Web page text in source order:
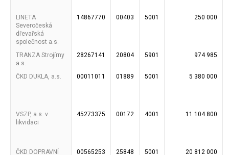
LINETA
Severočeská
dřevařská
společnost a.s.
14867770 00403 5001 250 000
TRANZA Strojírny
a.s.
28267141 20804 5901 974 985
ČKD DUKLA, a.s. 00011011 01889 5001 5 380 000
VSZP, a.s. v
likvidaci
45273375 00172 4001 11 104 800
ČKD DOPRAVNÍ
00565253 25848 5001 20 812 000